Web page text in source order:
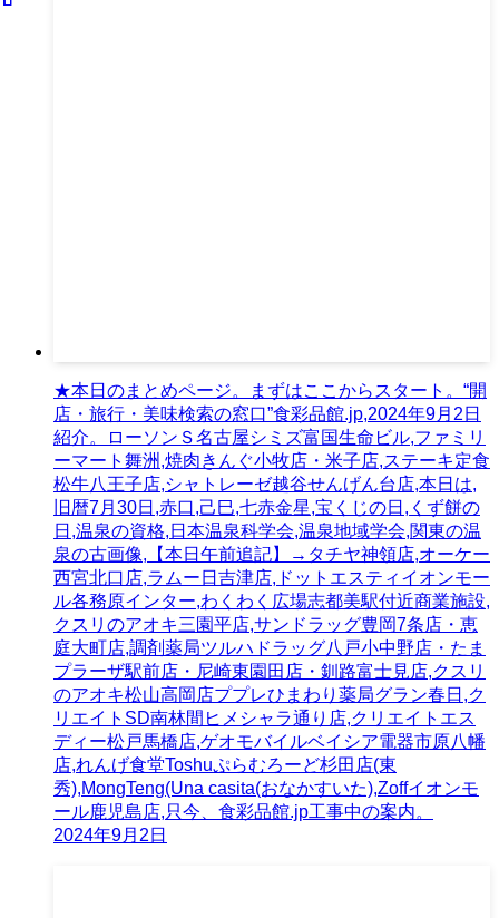
★本日のまとめページ。まずはここからスタート。“開
店・旅行・美味検索の窓口”食彩品館.jp,2024年9月2日
紹介。ローソンＳ名古屋シミズ富国生命ビル,ファミリ
ーマート舞洲,焼肉きんぐ小牧店・米子店,ステーキ定食
松牛八王子店,シャトレーゼ越谷せんげん台店,本日は,
旧暦7月30日,赤口,己巳,七赤金星,宝くじの日,くず餅の
日,温泉の資格,日本温泉科学会,温泉地域学会,関東の温
泉の古画像,【本日午前追記】→タチヤ神領店,オーケー
西宮北口店,ラムー日吉津店,ドットエスティイオンモー
ル各務原インター,わくわく広場志都美駅付近商業施設,
クスリのアオキ三園平店,サンドラッグ豊岡7条店・恵
庭大町店,調剤薬局ツルハドラッグ八戸小中野店・たま
プラーザ駅前店・尼崎東園田店・釧路富士見店,クスリ
のアオキ松山高岡店ププレひまわり薬局グラン春日,ク
リエイトSD南林間ヒメシャラ通り店,クリエイトエス
ディー松戸馬橋店,ゲオモバイルベイシア電器市原八幡
店,れんげ食堂Toshuぷらむろーど杉田店(東
秀),MongTeng(Una casita(おなかすいた),Zoffイオンモ
ール鹿児島店,只今、食彩品館.jp工事中の案内。
2024年9月2日